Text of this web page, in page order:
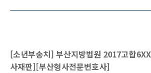
[소년부송치] 부산지방법원 2017고합
사재판][부산형사전문변호사]